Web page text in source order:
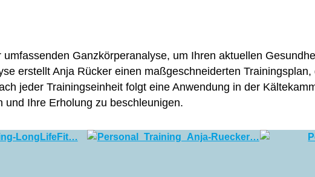
Ganzkörperanalyse, um Ihren aktuellen
erstellt Anja Rücker einen maßgeschneiderten
jeder Trainingseinheit folgt eine Anwendung in der
Ihre Erholung zu beschleunigen.